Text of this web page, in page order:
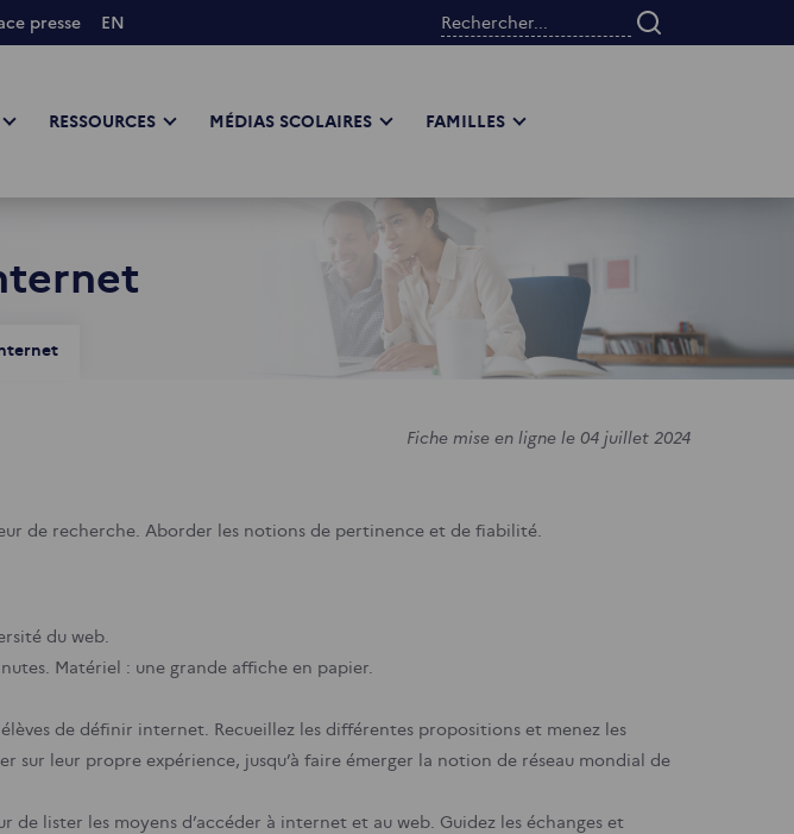
presse EN Rechercher...
RESSOURCES MÉDIAS SCOLAIRES FAMILLES
Fiche mise en ligne le 04 juillet 2024
de recherche. Aborder les notions de pertinence et de fiabilité.
du web.
Matériel : une grande affiche en papier.
de définir internet. Recueillez les différentes propositions et menez les
sur leur propre expérience, jusqu’à faire émerger la notion de réseau mondial de
de lister les moyens d’accéder à internet et au web. Guidez les échanges et